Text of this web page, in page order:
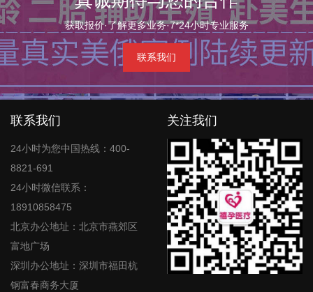
获取报价·了解更多业务·7*24小时专业服务
联系我们
联系我们
24小时为您中国热线：400-
8821-691
24小时微信联系：
18910858475
北京办公地址：北京市燕郊区
富地广场
深圳办公地址：深圳市福田杭
钢富春商务大厦
关注我们